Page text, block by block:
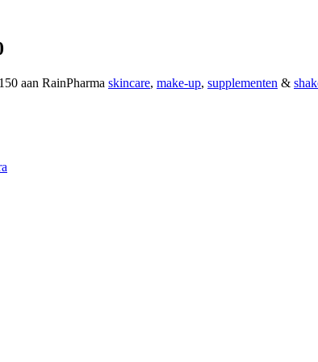
aan RainPharma skincare, make-up, supplementen &